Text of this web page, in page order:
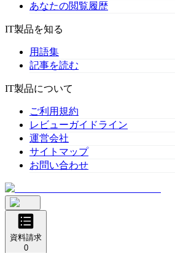
あなたの閲覧履歴
IT製品を知る
用語集
記事を読む
IT製品について
ご利用規約
レビューガイドライン
運営会社
サイトマップ
お問い合わせ
資料請求
0